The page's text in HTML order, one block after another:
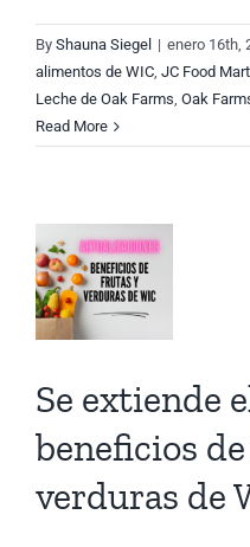
By Shauna Siegel | enero 16th,
alimentos de WIC, JC Food Mart
Leche de Oak Farms, Oak
Read More
Se extiende
beneficios
verduras de